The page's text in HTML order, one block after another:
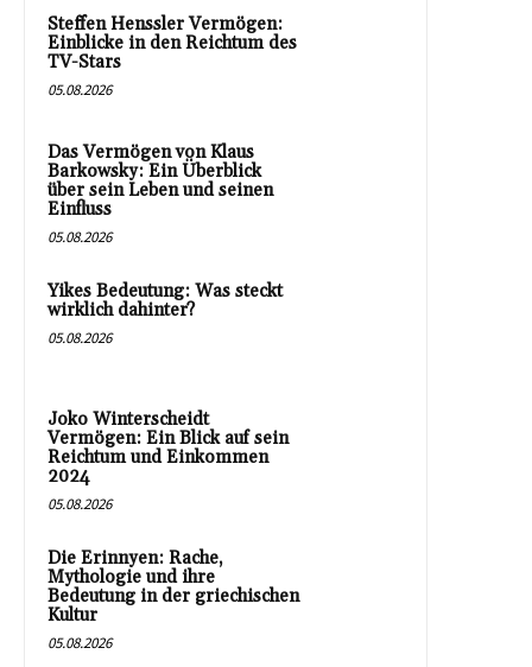
Steffen Henssler Vermögen:
Einblicke in den Reichtum des
TV-Stars
05.08.2026
Das Vermögen von Klaus
Barkowsky: Ein Überblick
über sein Leben und seinen
Einfluss
05.08.2026
Yikes Bedeutung: Was steckt
wirklich dahinter?
05.08.2026
Joko Winterscheidt
Vermögen: Ein Blick auf sein
Reichtum und Einkommen
2024
05.08.2026
Die Erinnyen: Rache,
Mythologie und ihre
Bedeutung in der griechischen
Kultur
05.08.2026